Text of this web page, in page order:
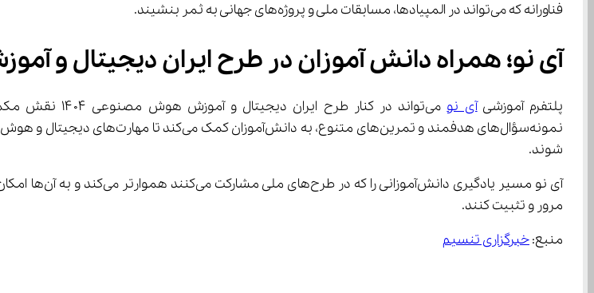
فناورانه که می‌تواند در المپیادها، مسابقات ملی و پروژه‌های جهانی به ثمر بنشیند.
آی نو؛ همراه دانش ‌آموزان در طرح ایران دیجیتال و آموزش هوش مصنوعی ۱۴۰۴
پلتفرم آموزشی آی نو
شوند.
مرور و تثبیت کنند.
منبع: خبرگزاری تنسیم